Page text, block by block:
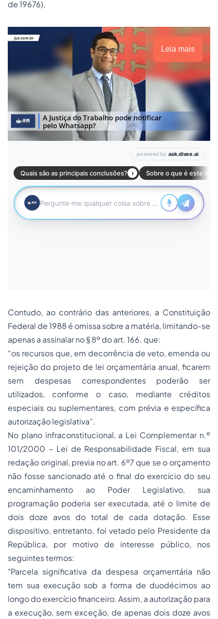
de 19676).
Leia mais
Contudo, ao contrário das anteriores, a Constituição
Federal de 1988 é omissa sobre a matéria, limitando-se
apenas a assinalar no § 8º do art. 166. que:
“os recursos que, em decorrência de veto, emenda ou
rejeição do projeto de lei orçamentária anual, ficarem
sem despesas correspondentes poderão ser
utilizados, conforme o caso, mediante créditos
especiais ou suplementares, com prévia e específica
autorização legislativa”.
No plano infraconstitucional, a Lei Complementar n.º
101/2000 – Lei de Responsabilidade Fiscal, em sua
redação original, previa no art. 6º7 que se o orçamento
não fosse sancionado até o final do exercício do seu
encaminhamento ao Poder Legislativo, sua
programação poderia ser executada, até o limite de
dois doze avos do total de cada dotação. Esse
dispositivo, entretanto, foi vetado pelo Presidente da
República, por motivo de interesse público, nos
seguintes termos:
"Parcela significativa da despesa orçamentária não
tem sua execução sob a forma de duodécimos ao
longo do exercício financeiro. Assim, a autorização para
a execução, sem exceção, de apenas dois doze avos